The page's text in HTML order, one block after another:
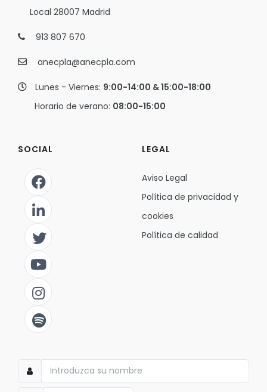
Local 28007 Madrid
913 807 670
anecpla@anecpla.com
Lunes - Viernes: 9:00-14:00 & 15:00-18:00
Horario de verano: 08:00-15:00
SOCIAL LEGAL
Aviso Legal
Política de privacidad y
cookies
Política de calidad